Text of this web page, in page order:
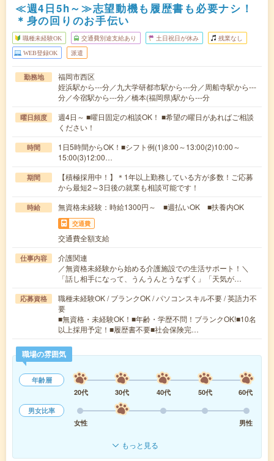
≪週4日5h～≫志望動機も履歴書も必要ナシ！
＊身の回りのお手伝い
職種未経験OK 交通費別途支給あり 土日祝日が休み 残業なし
WEB登録OK 派遣
勤務地
福岡市西区
姪浜駅から---分／九大学研都市駅から---分／周船寺駅から---
分／今宿駅から---分／橋本(福岡県)駅から---分
曜日頻度
週4日～ ■曜日固定の相談OK！ ■希望の曜日があればご相談
ください！
時間
1日5時間からOK！■シフト例(1)8:00～13:00(2)10:00～
15:00(3)12:00…
期間
【積極採用中！】＊1年以上勤務している方が多数！ご応募
から最短2～3日後の就業も相談可能です！
時給 無資格未経験：時給1300円～ ■週払いOK ■扶養内OK
交通費
交通費全額支給
仕事内容
介護関連
／無資格未経験から始める介護施設での生活サポート！＼
「話し相手になって、うんうんとうなずく」「天気が…
応募資格
職種未経験OK / ブランクOK / パソコンスキル不要 / 英語力不
要
■無資格・未経験OK！■年齢・学歴不問！ブランクOK!■10名
以上採用予定！■履歴書不要■社会保険完…
職場の雰囲気
年齢層
20代
30代 40代 50代
60代
男女比率
女性
男性
もっと見る